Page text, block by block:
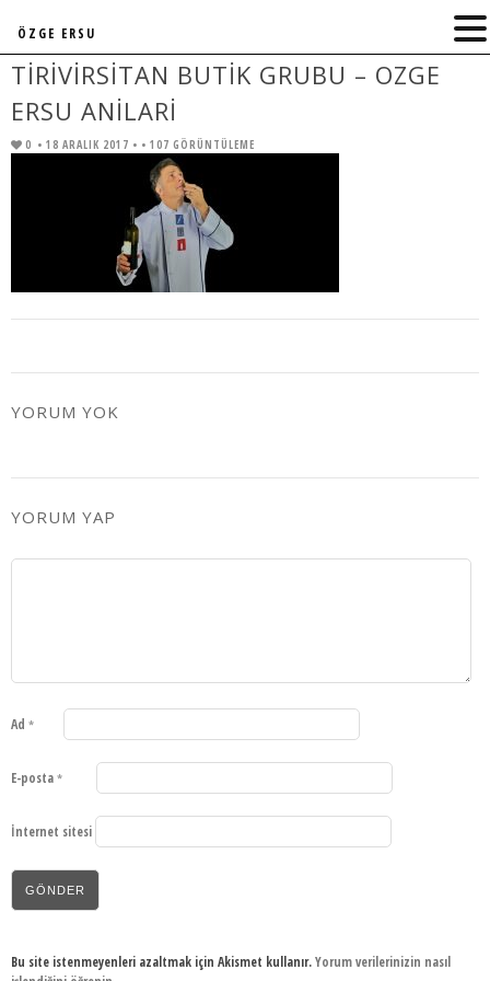
TIRIVIRSITAN BUTIK GRUBU – OZGE
ERSU ANILARI
0 • 18 ARALIK 2017 • • 107 GÖRÜNTÜLEME
YORUM YOK
YORUM YAP
Ad *
E-posta *
İnternet sitesi
Bu site istenmeyenleri azaltmak için Akismet kullanır.Yorum verilerinizin nasıl
ÖZGE ERSU